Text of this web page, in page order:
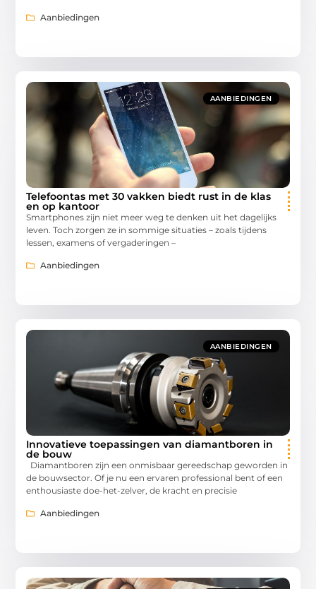
Aanbiedingen
AANBIEDINGEN
Telefoontas met 30 vakken biedt rust in de klas
en op kantoor
Smartphones zijn niet meer weg te denken uit het dagelijks
leven. Toch zorgen ze in sommige situaties – zoals tijdens
lessen, examens of vergaderingen –
Aanbiedingen
AANBIEDINGEN
Innovatieve toepassingen van diamantboren in
de bouw
Diamantboren zijn een onmisbaar gereedschap geworden in
de bouwsector. Of je nu een ervaren professional bent of een
enthousiaste doe-het-zelver, de kracht en precisie
Aanbiedingen